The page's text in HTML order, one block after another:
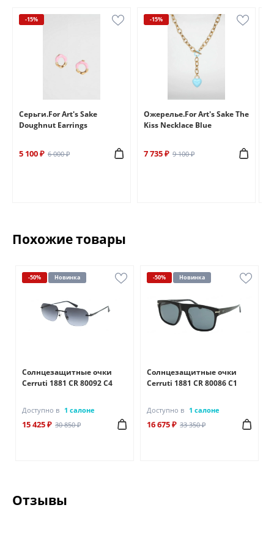
-15%
Серьги.For Art's Sake
Doughnut Earrings
5 100 ₽ 6 000 ₽
-15%
Ожерелье.For Art's Sake The
Kiss Necklace Blue
7 735 ₽ 9 100 ₽
Похожие товары
-50% Новинка
Солнцезащитные очки
Cerruti 1881 CR 80092 C4
Доступно в 1 салоне
15 425 ₽ 30 850 ₽
-50% Новинка
Солнцезащитные очки
Cerruti 1881 CR 80086 C1
Доступно в 1 салоне
16 675 ₽ 33 350 ₽
Отзывы